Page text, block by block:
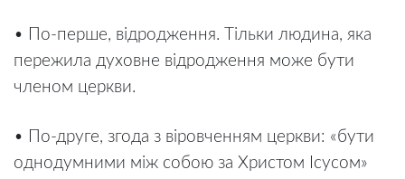
• По-перше, відродження. Тільки людина, яка
пережила духовне відродження може бути
членом церкви.
• По-друге, згода з віровченням церкви: «бути
однодумними між собою за Христом Ісусом»